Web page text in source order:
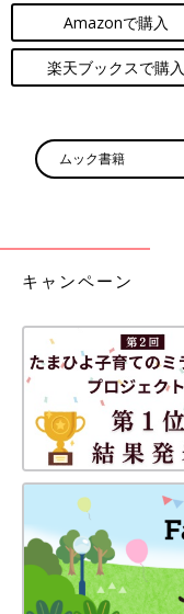
Amazonで購入
楽天ブックスで購入
ムック書籍
キャンペーン